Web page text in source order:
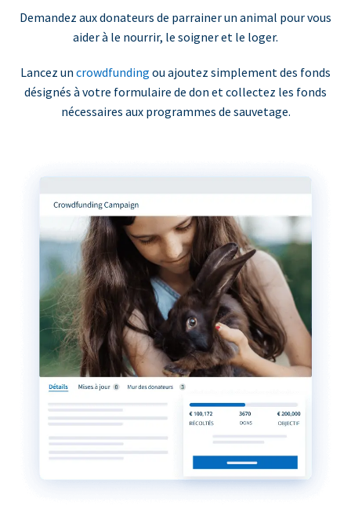
Demandez aux donateurs de parrainer un animal pour vous
aider à le nourrir, le soigner et le loger.
Lancez un crowdfunding ou ajoutez simplement des fonds
désignés à votre formulaire de don et collectez les fonds
nécessaires aux programmes de sauvetage.